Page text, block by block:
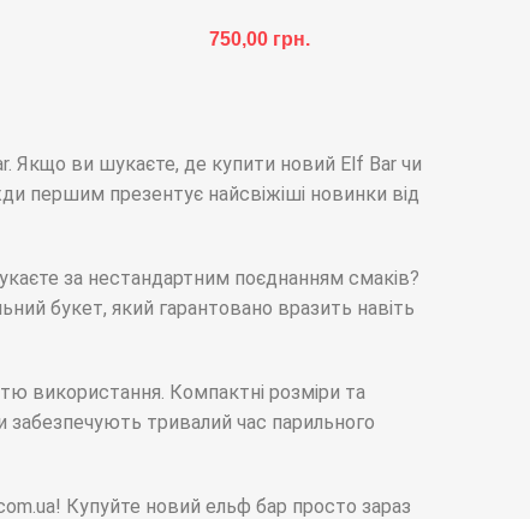
750,00 грн.
Якщо ви шукаєте, де купити новий Elf Bar чи
першим презентує найсвіжіші новинки від
за нестандартним поєднанням смаків?
букет, який гарантовано вразить навіть
використання. Компактні розміри та
забезпечують тривалий час парильного
Купуйте новий ельф бар просто зараз